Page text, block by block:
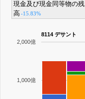
現金及び現金同等物の残
高-15.83%
8114 デサント
1,000億
2,000億